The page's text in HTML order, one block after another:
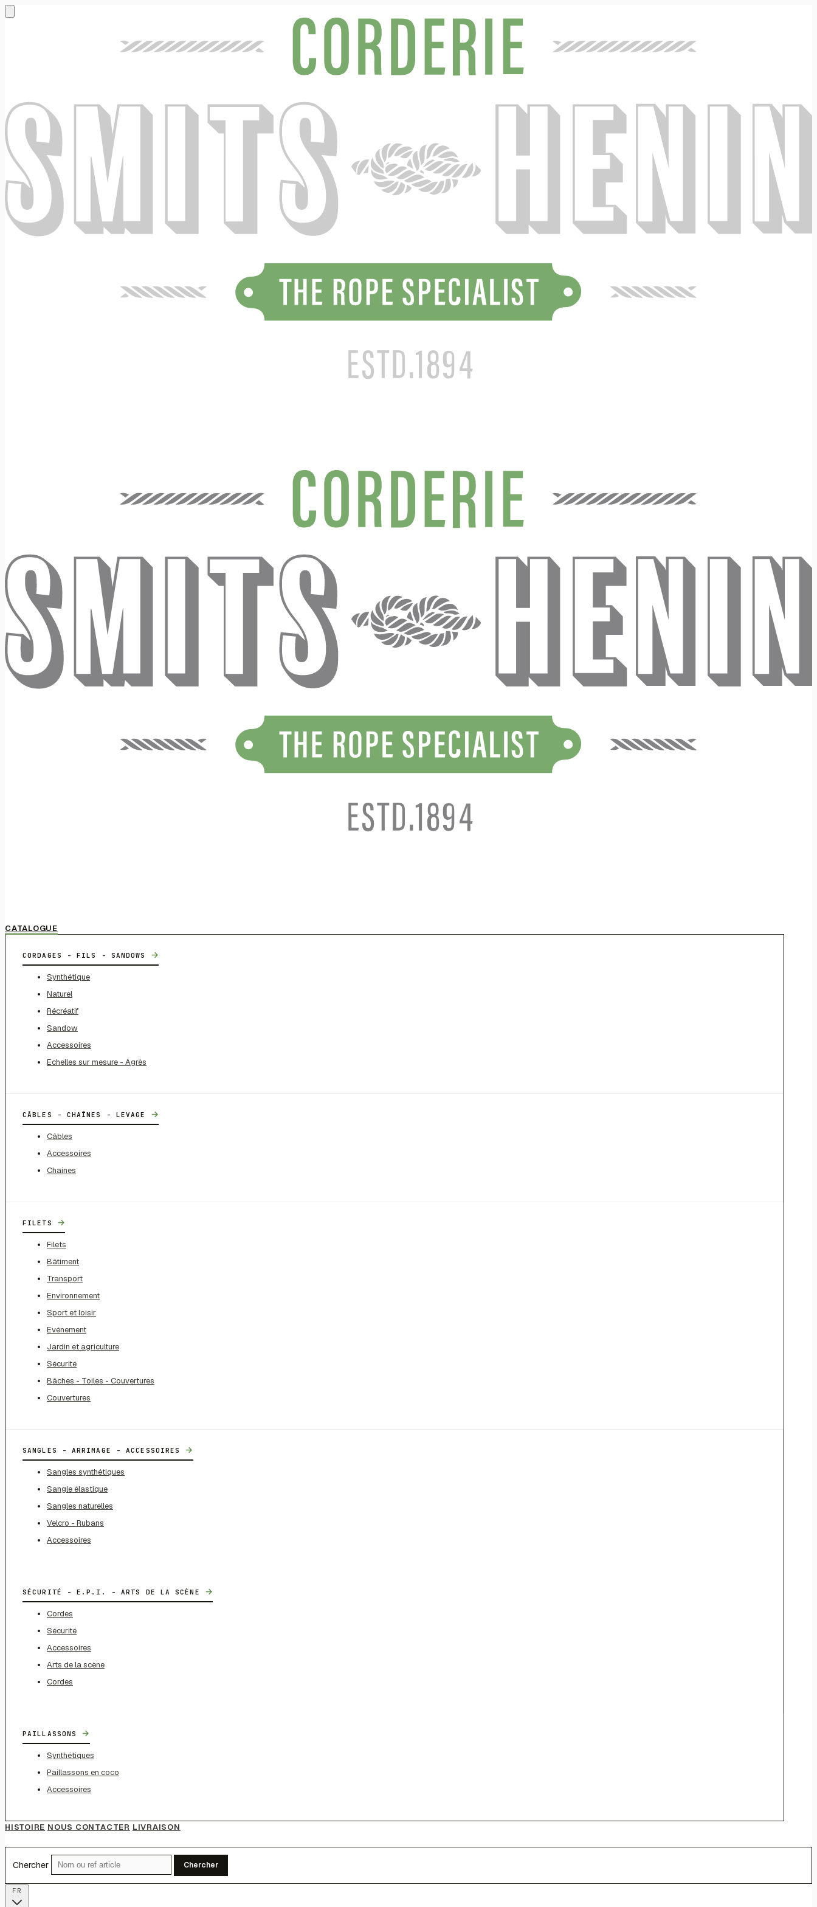
CATALOGUE
CORDAGES - FILS - SANDOWS →
Synthétique
Naturel
Récréatif
Sandow
Accessoires
Echelles sur mesure - Agrès
CÂBLES - CHAÎNES - LEVAGE →
Câbles
Accessoires
Chaines
FILETS →
Filets
Bâtiment
Transport
Environnement
Sport et loisir
Evénement
Jardin et agriculture
Sécurité
Bâches - Toiles - Couvertures
Couvertures
SANGLES - ARRIMAGE - ACCESSOIRES →
Sangles synthétiques
Sangle élastique
Sangles naturelles
Velcro - Rubans
Accessoires
SÉCURITÉ - E.P.I. - ARTS DE LA SCÈNE →
Cordes
Sécurité
Accessoires
Arts de la scène
Cordes
PAILLASSONS →
Synthétiques
Paillassons en coco
Accessoires
HISTOIRE NOUS CONTACTER LIVRAISON
Chercher Chercher